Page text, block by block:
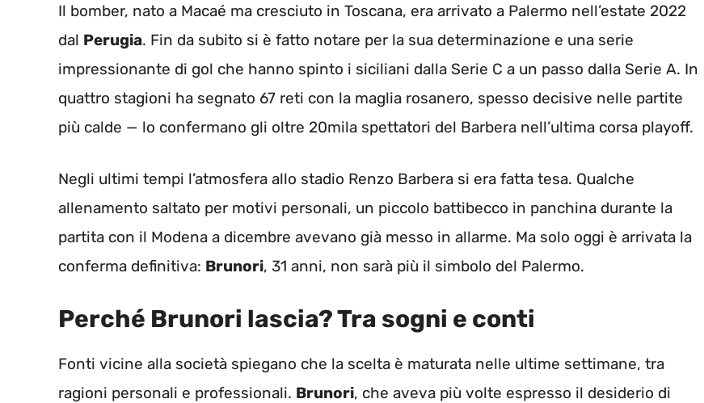
Il bomber, nato a Macaé ma cresciuto in Toscana, era arrivato a Palermo nell’estate 2022
dal Perugia. Fin da subito si è fatto notare per la sua determinazione e una serie
impressionante di gol che hanno spinto i siciliani dalla Serie C a un passo dalla Serie A. In
quattro stagioni ha segnato 67 reti con la maglia rosanero, spesso decisive nelle partite
più calde — lo confermano gli oltre 20mila spettatori del Barbera nell’ultima corsa playoff.
Negli ultimi tempi l’atmosfera allo stadio Renzo Barbera si era fatta tesa. Qualche
allenamento saltato per motivi personali, un piccolo battibecco in panchina durante la
partita con il Modena a dicembre avevano già messo in allarme. Ma solo oggi è arrivata la
conferma definitiva: Brunori, 31 anni, non sarà più il simbolo del Palermo.
Perché Brunori lascia? Tra sogni e conti
Fonti vicine alla società spiegano che la scelta è maturata nelle ultime settimane, tra
ragioni personali e professionali. Brunori, che aveva più volte espresso il desiderio di